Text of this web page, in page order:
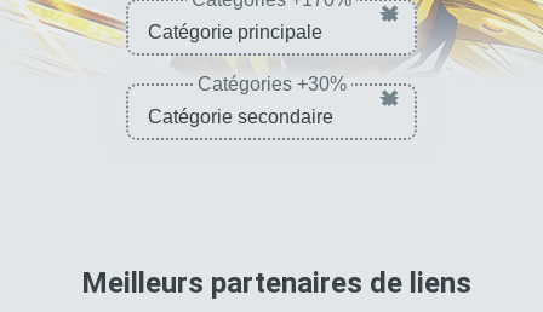
×
Catégories +30% ×
Meilleurs partenaires de liens